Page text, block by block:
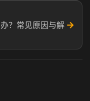
？常见原因与解 →